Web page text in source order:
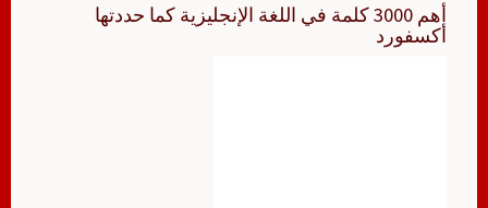
أهم 3000 كلمة في اللغة الإنجليزية كما حددتها
أكسفورد